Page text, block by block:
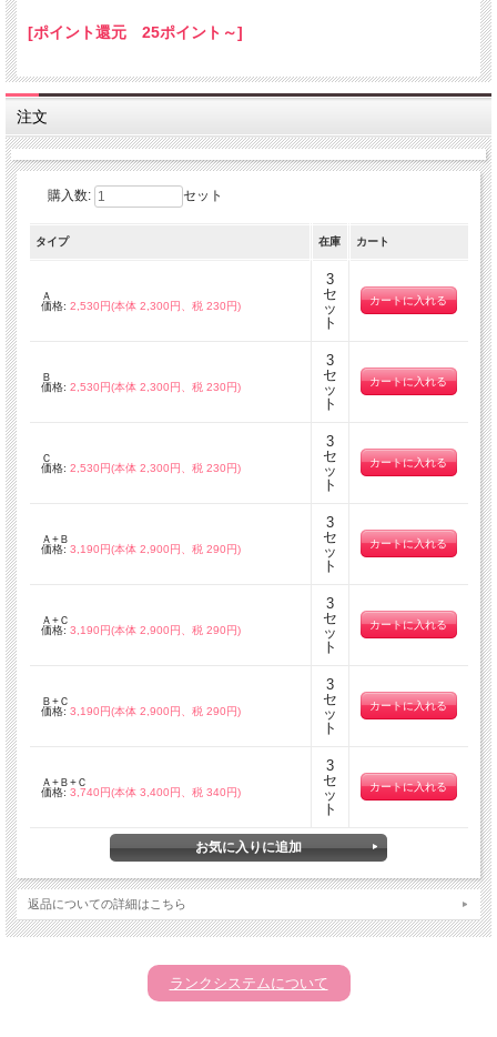
[ポイント還元 25ポイント～]
注文
購入数: セット
タイプ 在庫 カート
Ａ
価格: 2,530円(本体 2,300円、税 230円)
3
セ
ッ
ト
Ｂ
価格: 2,530円(本体 2,300円、税 230円)
3
セ
ッ
ト
Ｃ
価格: 2,530円(本体 2,300円、税 230円)
3
セ
ッ
ト
Ａ+Ｂ
価格: 3,190円(本体 2,900円、税 290円)
3
セ
ッ
ト
Ａ+Ｃ
価格: 3,190円(本体 2,900円、税 290円)
3
セ
ッ
ト
Ｂ+Ｃ
価格: 3,190円(本体 2,900円、税 290円)
3
セ
ッ
ト
Ａ+Ｂ+Ｃ
価格: 3,740円(本体 3,400円、税 340円)
3
セ
ッ
ト
返品についての詳細はこちら
ランクシステムについて